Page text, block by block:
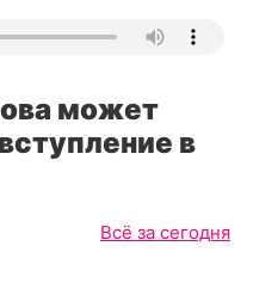
может
в
Всё за сегодня